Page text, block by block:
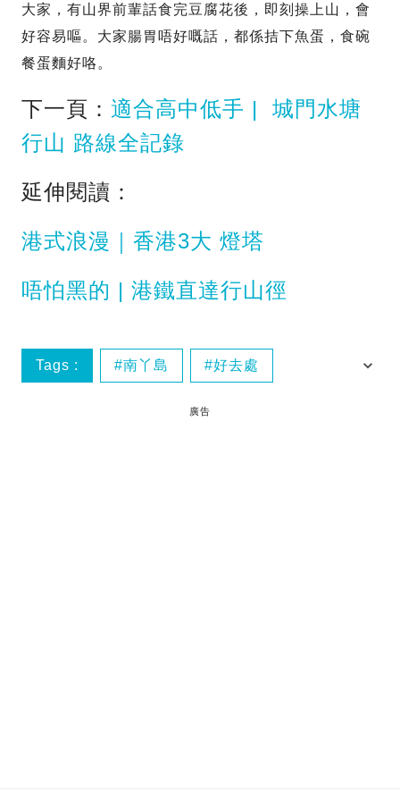
大家，有山界前輩話食完豆腐花後，即刻操上山，會
好容易嘔。大家腸胃唔好嘅話，都係拮下魚蛋，食碗
餐蛋麵好咯。
下一頁： 適合高中低手 | 城門水塘
行山 路線全記錄
延伸閱讀：
港式浪漫｜香港3大 燈塔
唔怕黑的 | 港鐵直達行山徑
Tags : 南丫島 好去處
美食廣告